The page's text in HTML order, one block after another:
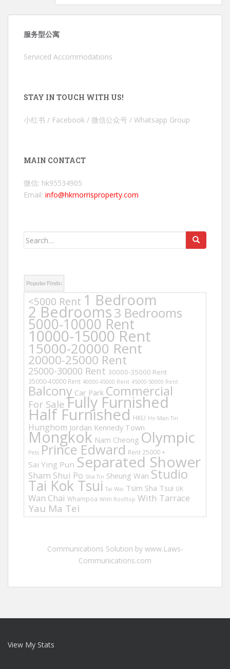
服务型公寓
Serviced Accommodations
STAY IN TOUCH WITH US!
小红书 / Facebook / 微信公众号 / Whatsapp Group
MAIN CONTACT
微信: hk95534905
Email: info@hkmorrisproperty.com
Search
Popular Finds:
<5000 Rent 1 Bedroom
2 Bedrooms3 Bedrooms
5000-10000 Rent
10000-15000 Rent
15000-20000 Rent
20000-25000 Rent
25000-30000 Rent 30000-35000 Rent
35000-40000 Rent 40000-45000 Rent 45000-50000 Rent
Balcony Car Park Commercial
For Sale Fully Furnished
Half Furnished HKU Ho Man Tin
Hunghom Jordan Kennedy Town
Mongkok Nam Cheong Olympic
Pets Prince Edward Rent 25000 +
Sai Ying Pun Separated Shower
Sham Shui Po Sha Tin Sheung Wan Studio
Tai Kok Tsui Tai Wai Tsim Sha Tsui UK
Wan Chai Whampoa With Rooftop With Tarrace
Yau Ma Tei
Communications Solution by www.Laws-
Communications.com
View My Stats